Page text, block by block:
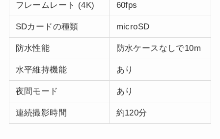
フレームレート (4K) 60fps
SDカードの種類 microSD
防水性能 防水ケースなしで10m
水平維持機能 あり
夜間モード あり
連続撮影時間 約120分